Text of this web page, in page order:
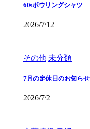
60sボウリングシャツ
2026/7/12
その他 未分類
7月の定休日のお知らせ
2026/7/2